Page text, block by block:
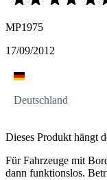
MP1975
17/09/2012
Deutschland
Dieses Produkt hängt
Für Fahrzeuge mit
dann funktionslos.